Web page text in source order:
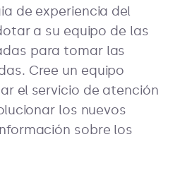
de experiencia del
a su equipo de las
para tomar las
Cree un equipo
el servicio de atención
los nuevos
sobre los